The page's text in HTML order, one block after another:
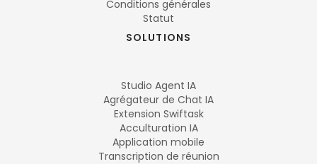
Conditions générales
Statut
SOLUTIONS
Studio Agent IA
Agrégateur de Chat IA
Extension Swiftask
Acculturation IA
Application mobile
Transcription de réunion